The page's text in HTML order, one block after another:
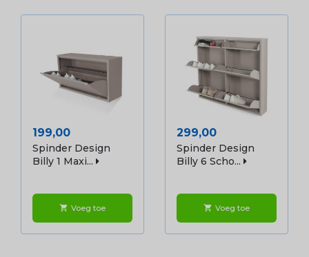
Prijs
199,00
Spinder Design
Billy 1 Maxi...
shopping_cart Voeg toe
Prijs
299,00
Spinder Design
Billy 6 Scho...
shopping_cart Voeg toe